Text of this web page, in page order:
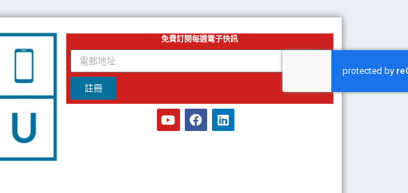
免費訂閱每週電子快訊
email
註冊